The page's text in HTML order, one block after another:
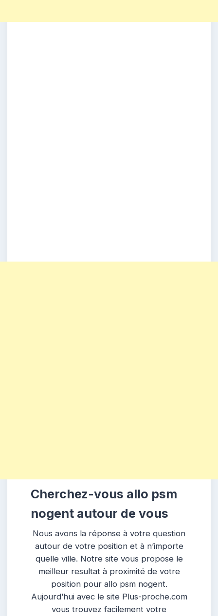
Cherchez-vous allo psm
nogent autour de vous
Nous avons la réponse à votre question
autour de votre position et à n’importe
quelle ville. Notre site vous propose le
meilleur resultat à proximité de votre
position pour allo psm nogent.
Aujourd’hui avec le site Plus-proche.com
vous trouvez facilement votre